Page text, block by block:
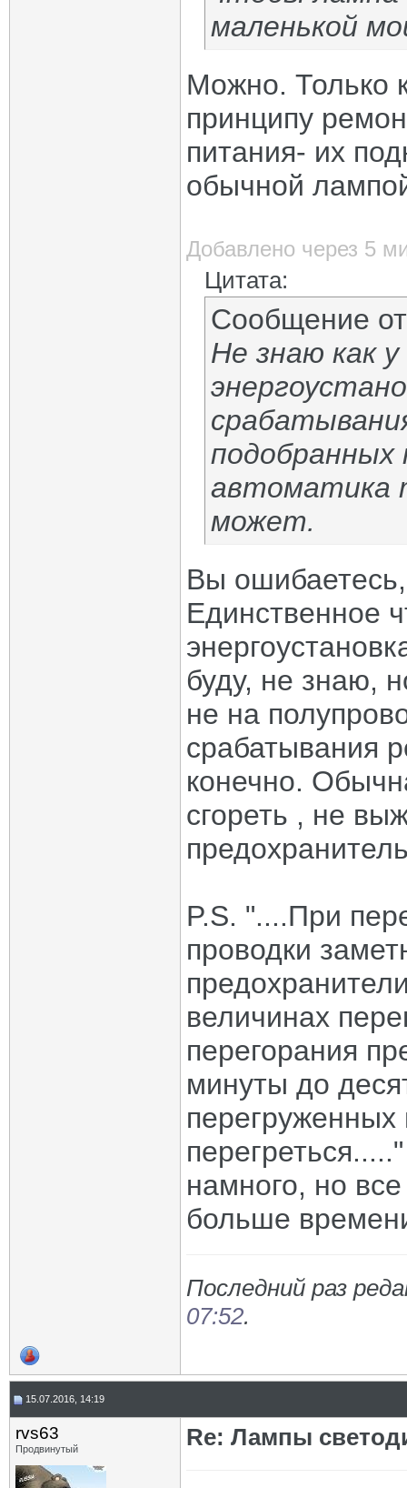
маленькой
Можно. Только
принципу
питания- их
обычной
Добавлено через 5
Цитата:
Сообщение
Не знаю как
подобранных
автоматика
может.
Вы
Единственное
буду, не знаю,
не на
срабатывания
конечно.
сгореть , не
P.S. "....При
проводки
величинах
перегорания
минуты до
перегруженных
намного, но
больше
Последний раз
07:52.
15.07.2016, 14:19
rvs63
Продвинутый Re: Лампы